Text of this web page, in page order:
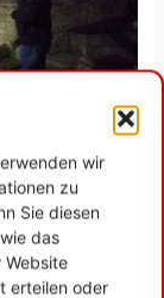
wir
zu
Sie diesen
das
Website
erteilen oder